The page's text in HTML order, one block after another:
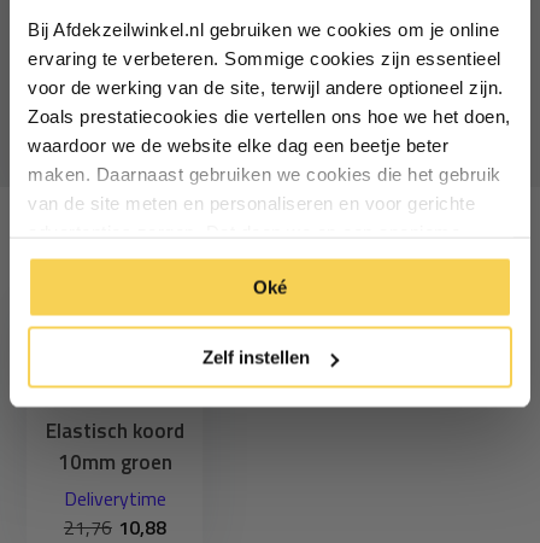
Bij Afdekzeilwinkel.nl gebruiken we cookies om je online
ervaring te verbeteren. Sommige cookies zijn essentieel
voor de werking van de site, terwijl andere optioneel zijn.
Zoals prestatiecookies die vertellen ons hoe we het doen,
waardoor we de website elke dag een beetje beter
maken. Daarnaast gebruiken we cookies die het gebruik
van de site meten en personaliseren en voor gerichte
manier. Klik op 'Oké' om alle cookies te accepteren. Of
klik op ‘alleen essentiele’ als je niet akkoord gaat met
cookies.
Oké
Zelf instellen
Elastisch koord 4mm groen
7,92 3,96
Deliverytime
Recent bekeken
Elastisch koord
10mm groen
Deliverytime
21,76 10,88
Vul je e-mailadres in‍⁪⁪
Particulier Zakelijk
Inschrijven
*Geldig bij minimale besteding vanaf €75